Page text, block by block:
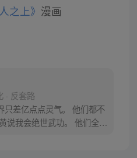
之上》 漫画
· 反套路
只差亿点点灵气。 他们都不
说我会绝世武功。 他们全信